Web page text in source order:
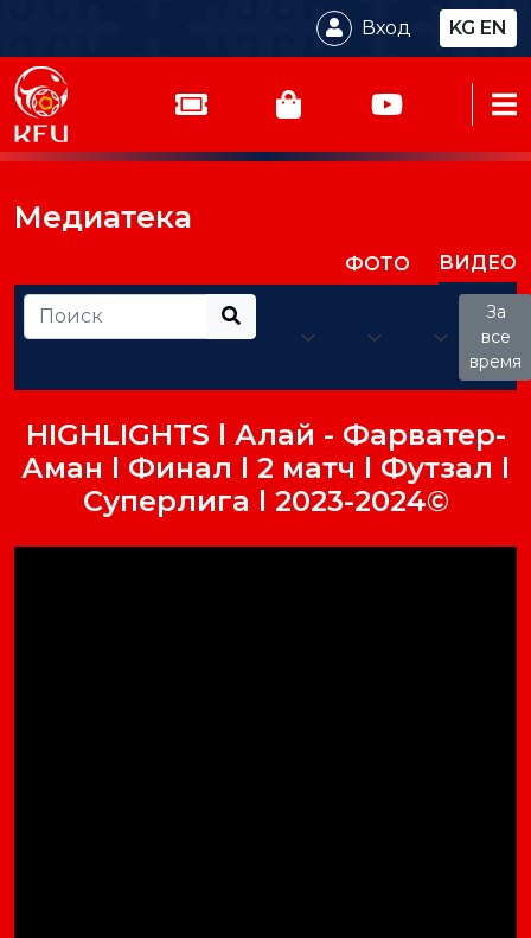
Вход KG EN
Медиатека
ФОТО ВИДЕО
За
все
время
HIGHLIGHTS l Алай - Фарватер-
Аман l Финал l 2 матч l Футзал l
Суперлига l 2023-2024©